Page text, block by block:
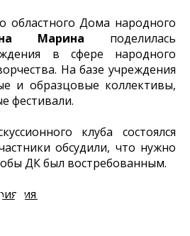
областного Дома народного
Марина поделилась
в сфере народного
На базе учреждения
и образцовые коллективы,
фестивали.
клуба состоялся
обсудили, что нужно
ДК был востребованным.